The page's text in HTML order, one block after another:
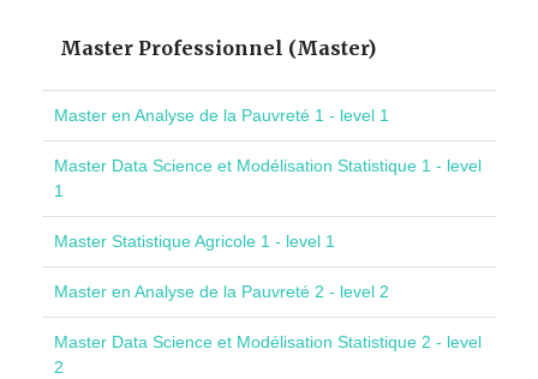
Master Professionnel (Master)
Master en Analyse de la Pauvreté 1 - level 1
Master Data Science et Modélisation Statistique 1 - level
1
Master Statistique Agricole 1 - level 1
Master en Analyse de la Pauvreté 2 - level 2
Master Data Science et Modélisation Statistique 2 - level
2